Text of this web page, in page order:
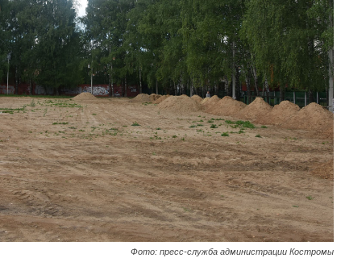
Фото: пресс-служба администрации Костромы